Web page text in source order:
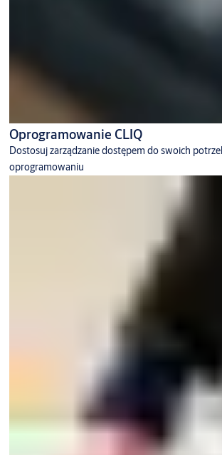
Oprogramowanie CLIQ
Dostosuj zarządzanie dostępem do swoich
oprogramowaniu